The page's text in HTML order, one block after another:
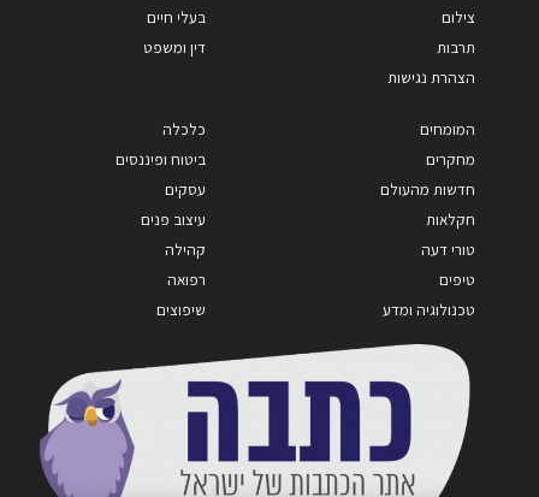
צילום
תרבות
הצהרת נגישות
בעלי חיים
דין ומשפט
המומחים
מחקרים
חדשות מהעולם
חקלאות
טורי דעה
טיפים
טכנולוגיה ומדע
כלכלה
ביטוח ופיננסים
עסקים
עיצוב פנים
קהילה
רפואה
שיפוצים